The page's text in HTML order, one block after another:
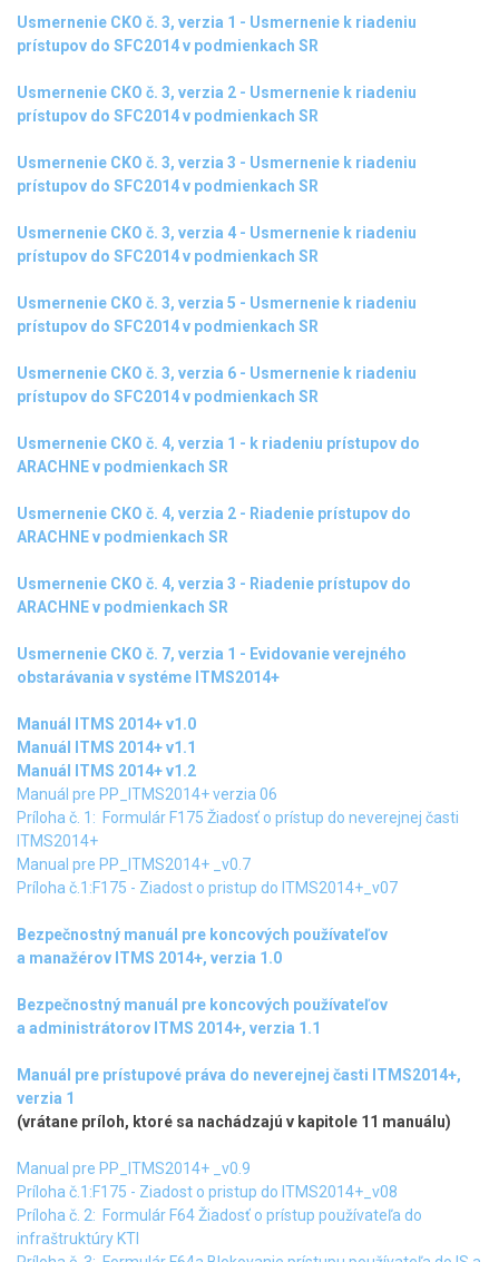
Usmernenie CKO č. 3, verzia 1 - Usmernenie k riadeniu
prístupov do SFC2014 v podmienkach SR
Usmernenie CKO č. 3, verzia 2 - Usmernenie k riadeniu
prístupov do SFC2014 v podmienkach SR
Usmernenie CKO č. 3, verzia 3 - Usmernenie k riadeniu
prístupov do SFC2014 v podmienkach SR
Usmernenie CKO č. 3, verzia 4 - Usmernenie k riadeniu
prístupov do SFC2014 v podmienkach SR
Usmernenie CKO č. 3, verzia 5 - Usmernenie k riadeniu
prístupov do SFC2014 v podmienkach SR
Usmernenie CKO č. 3, verzia 6 - Usmernenie k riadeniu
prístupov do SFC2014 v podmienkach SR
Usmernenie CKO č. 4, verzia 1 - k riadeniu prístupov do
ARACHNE v podmienkach SR
Usmernenie CKO č. 4, verzia 2 - Riadenie prístupov do
ARACHNE v podmienkach SR
Usmernenie CKO č. 4, verzia 3 - Riadenie prístupov do
ARACHNE v podmienkach SR
Usmernenie CKO č. 7, verzia 1 - Evidovanie verejného
obstarávania v systéme ITMS2014+
Manuál ITMS 2014+ v1.0
Manuál ITMS 2014+ v1.1
Manuál ITMS 2014+ v1.2
Manuál pre PP_ITMS2014+ verzia 06
Príloha č. 1: Formulár F175 Žiadosť o prístup do neverejnej časti
ITMS2014+
Manual pre PP_ITMS2014+ _v0.7
Príloha č.1:F175 - Ziadost o pristup do ITMS2014+_v07
Bezpečnostný manuál pre koncových používateľov
a manažérov ITMS 2014+, verzia 1.0
Bezpečnostný manuál pre koncových používateľov
a administrátorov ITMS 2014+, verzia 1.1
Manuál pre prístupové práva do neverejnej časti ITMS2014+,
verzia 1
(vrátane príloh, ktoré sa nachádzajú v kapitole 11 manuálu)
Manual pre PP_ITMS2014+ _v0.9
Príloha č.1:F175 - Ziadost o pristup do ITMS2014+_v08
Príloha č. 2: Formulár F64 Žiadosť o prístup používateľa do
infraštruktúry KTI